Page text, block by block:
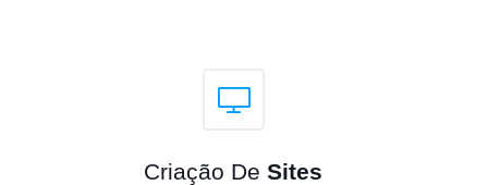
Criação De Sites